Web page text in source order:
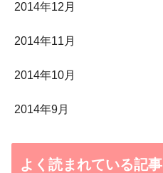
2014年12月
2014年11月
2014年10月
2014年9月
よく読まれている記事